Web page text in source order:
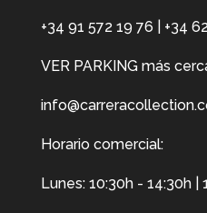
+34 91 572 19 76 +34
VER PARKING más
Horario comercial:
Lunes: 10:30h - 14:30h |